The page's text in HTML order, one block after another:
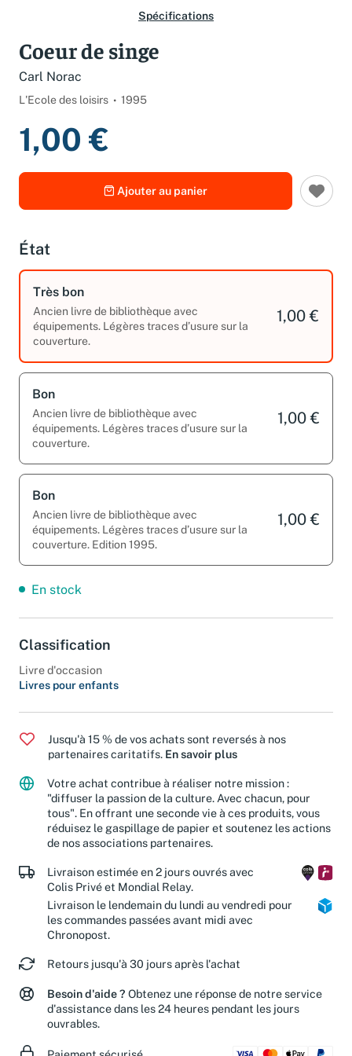
Spécifications
Coeur de singe
Carl Norac
L'Ecole des loisirs 1995
1,00 €
Ajouter au panier
État
Très bon
Ancien livre de bibliothèque avec
équipements. Légères traces d’usure sur la
couverture.
1,00 €
Bon
Ancien livre de bibliothèque avec
équipements. Légères traces d’usure sur la
couverture.
1,00 €
Bon
Ancien livre de bibliothèque avec
équipements. Légères traces d’usure sur la
couverture. Edition 1995.
1,00 €
En stock
Classification
Livre d'occasion
Livres pour enfants
Jusqu'à 15 % de vos achats sont reversés à nos
partenaires caritatifs. En savoir plus
Votre achat contribue à réaliser notre mission :
"diffuser la passion de la culture. Avec chacun, pour
tous". En offrant une seconde vie à ces produits, vous
réduisez le gaspillage de papier et soutenez les actions
de nos associations partenaires.
Livraison estimée en 2 jours ouvrés avec
Colis Privé et Mondial Relay.
Livraison le lendemain du lundi au vendredi pour
les commandes passées avant midi avec
Chronopost.
Retours jusqu'à 30 jours après l'achat
Besoin d'aide ? Obtenez une réponse de notre service
d'assistance dans les 24 heures pendant les jours
ouvrables.